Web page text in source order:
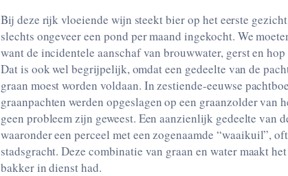
Bij deze rijk vloeiende wijn steekt bier op het eerste
slechts ongeveer een pond per maand ingekocht. We
want de incidentele aanschaf van brouwwater, gerst en
Dat is ook wel begrijpelijk, omdat een gedeelte van de
graan moest worden voldaan. In zestiende-eeuwse
graanpachten werden opgeslagen op een graanzolder van
geen probleem zijn geweest. Een aanzienlijk gedeelte van
waaronder een perceel met een zogenaamde “waaikuil”,
stadsgracht. Deze combinatie van graan en water maakt
bakker in dienst had.